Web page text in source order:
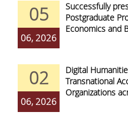
05
06, 2026
Successfully
Postgraduate
Economics and
02
06, 2026
Digital
Transnational
Organizations